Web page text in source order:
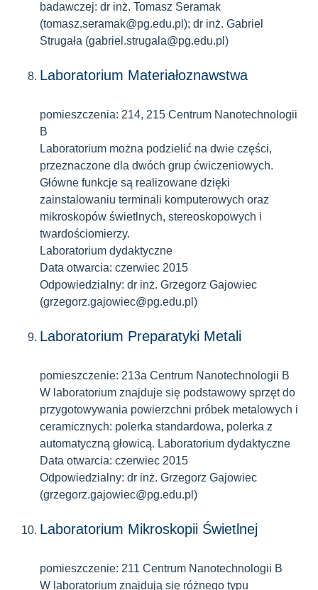
badawczej: dr inż. Tomasz Seramak
(tomasz.seramak@pg.edu.pl); dr inż. Gabriel
Strugała (gabriel.strugala@pg.edu.pl)
Laboratorium Materiałoznawstwa
pomieszczenia: 214, 215 Centrum Nanotechnologii
B
Laboratorium można podzielić na dwie części,
przeznaczone dla dwóch grup ćwiczeniowych.
Główne funkcje są realizowane dzięki
zainstalowaniu terminali komputerowych oraz
mikroskopów świetlnych, stereoskopowych i
twardościomierzy.
Laboratorium dydaktyczne
Data otwarcia: czerwiec 2015
Odpowiedzialny: dr inż. Grzegorz Gajowiec
(grzegorz.gajowiec@pg.edu.pl)
Laboratorium Preparatyki Metali
pomieszczenie: 213a Centrum Nanotechnologii B
W laboratorium znajduje się podstawowy sprzęt do
przygotowywania powierzchni próbek metalowych i
ceramicznych: polerka standardowa, polerka z
automatyczną głowicą. Laboratorium dydaktyczne
Data otwarcia: czerwiec 2015
Odpowiedzialny: dr inż. Grzegorz Gajowiec
(grzegorz.gajowiec@pg.edu.pl)
Laboratorium Mikroskopii Świetlnej
pomieszczenie: 211 Centrum Nanotechnologii B
W laboratorium znajdują się różnego typu